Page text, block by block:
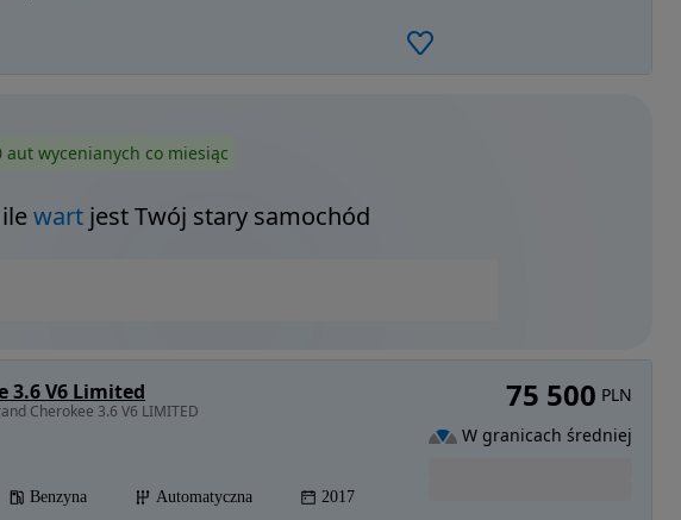
aut wycenianych co miesiąc
wartjest Twój stary samochód
3.6 V6 Limited
Cherokee 3.6 V6 LIMITED
Benzyna Automatyczna 2017
75 500 PLN
W granicach średniej